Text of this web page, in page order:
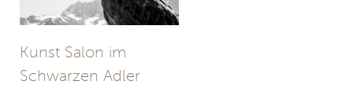
Kunst Salon im
Schwarzen Adler